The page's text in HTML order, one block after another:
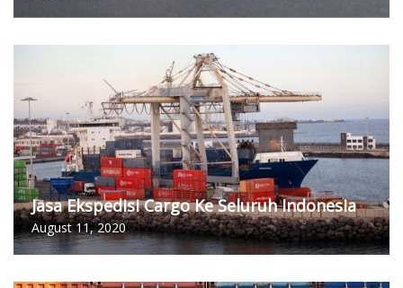
Jasa Ekspedisi Cargo Ke Seluruh Indonesia
August 11, 2020